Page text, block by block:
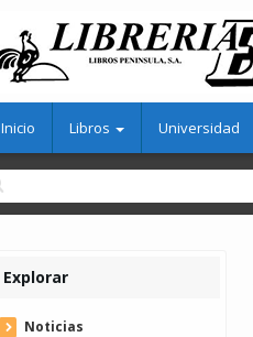
Inicio Libros Universidad
Explorar
Noticias